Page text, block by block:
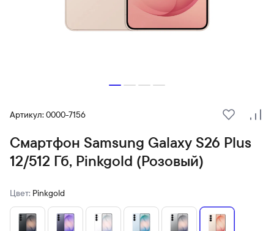
Артикул: 0000-7156
В
Смартфон Samsung Galaxy S26 Plus
12/512 Гб, Pinkgold (Розовый)
Цвет: Pinkgold